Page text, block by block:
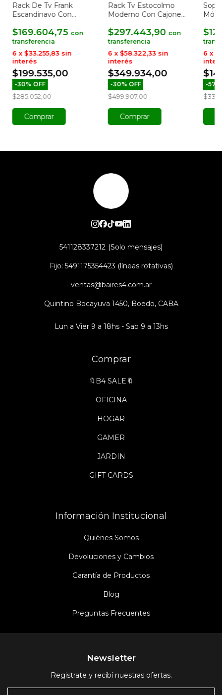
Rack De Tv Frank
Escandinavo Con
$169.604,75 con
$199.535,00
-30% OFF
$285.052,00
6 x $33.255,83 sin
interés
Rack Tv Estocolmo
Moderno Con Cajones
$297.443,90 con
$349.934,00
-30% OFF
$499.907,00
6 x $58.322,33 sin
interés
-57
6 x
541128337212
Fijo: 5491175354423 (líneas rotativas)
ventas@baires4.com.ar
Quintino Bocayuva 1450, Boedo, CABA
Lun a Vier 9 a 18hs - Sab 9 a 13hs
Comprar
🔖B4 SALE🔖
OFICINA
HOGAR
GAMER
JARDIN
GIFT CARDS
Información Institucional
Quiénes Somos
Devoluciones y Cambios
Garantía de Productos
Blog
Preguntas Frecuentes
Newsletter
Registrate y recibí nuestras ofertas.